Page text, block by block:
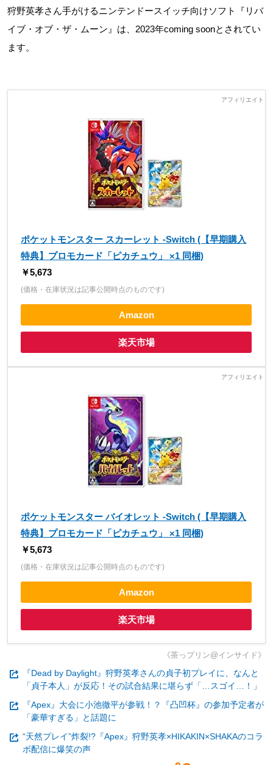
狩野英孝さん手がけるニンテンドースイッチ向けソフト『リバ
イブ・オブ・ザ・ムーン』は、2023年coming soonとされてい
ます。
ポケットモンスター スカーレット -Switch (【早期購入
特典】プロモカード「ピカチュウ」 ×1 同梱)
￥5,673
(価格・在庫状況は記事公開時点のものです)
Amazon
楽天市場
ポケットモンスター バイオレット -Switch (【早期購入
特典】プロモカード「ピカチュウ」 ×1 同梱)
￥5,673
(価格・在庫状況は記事公開時点のものです)
Amazon
楽天市場
《茶っプリン@インサイド》
『Dead by Daylight』狩野英孝さんの貞子初プレイに、なんと
「貞子本人」が反応！その試合結果に堪らず「…スゴイ…！」
『Apex』大会に小池徹平が参戦！？『凸凹杯』の参加予定者が
「豪華すぎる」と話題に
“天然プレイ”炸裂!?『Apex』狩野英孝×HIKAKIN×SHAKAのコラ
ボ配信に爆笑の声